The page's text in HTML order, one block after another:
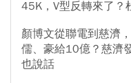
45K，V型反轉來了？
顏博文從聯電到慈濟
儒、豪給10億？慈濟
也說話